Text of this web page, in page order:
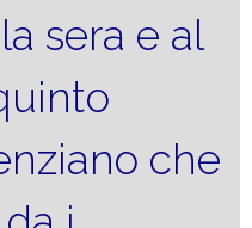
sera e al
che